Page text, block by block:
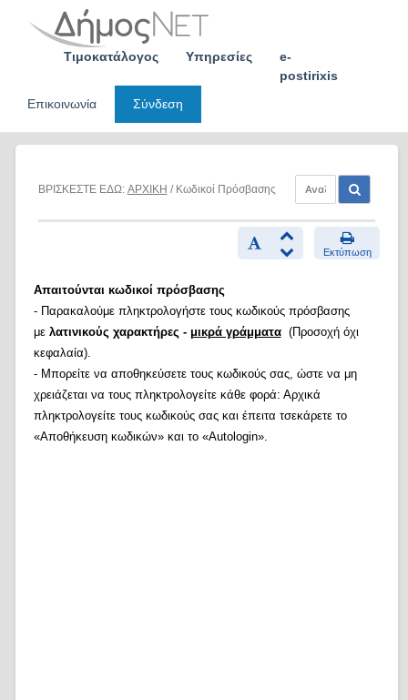
Τιμοκατάλογος Υπηρεσίες
e-
postirixis
Επικοινωνία
Σύνδεση
ΒΡΙΣΚΕΣΤΕ ΕΔΩ: ΑΡΧΙΚΗ / Κωδικοί Πρόσβασης
Εκτύπωση
Απαιτούνται κωδικοί πρόσβασης
- Παρακαλούμε πληκτρολογήστε τους κωδικούς πρόσβασης
με λατινικούς χαρακτήρες - μικρά γράμματα(Προσοχή όχι
κεφαλαία).
- Μπορείτε να αποθηκεύσετε τους κωδικούς σας, ώστε να μη
χρειάζεται να τους πληκτρολογείτε κάθε φορά: Αρχικά
πληκτρολογείτε τους κωδικούς σας και έπειτα τσεκάρετε το
«Αποθήκευση κωδικών» και το «Autologin».